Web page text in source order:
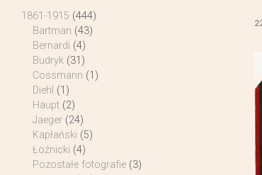
1861-1915 (444)
Bartman (43)
Bernardi (4)
Budryk (31)
Cossmann (1)
Diehl (1)
Haupt (2)
Jaeger (24)
Kapłański (5)
Łoźnicki (4)
Pozostałe fotografie (3)